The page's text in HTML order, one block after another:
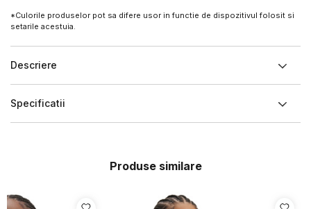
*Culorile produselor pot sa difere usor in functie de dispozitivul folosit si
setarile acestuia.
Descriere
Specificatii
Produse similare